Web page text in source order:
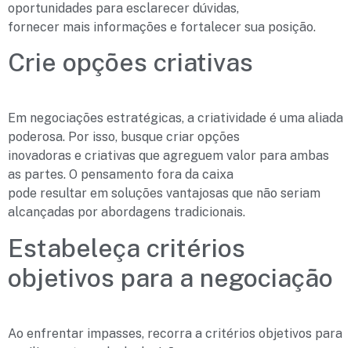
oportunidades para esclarecer dúvidas,
fornecer mais informações e fortalecer sua posição.
Crie opções criativas
Em negociações estratégicas, a criatividade é uma aliada
poderosa. Por isso, busque criar opções
inovadoras e criativas que agreguem valor para ambas
as partes. O pensamento fora da caixa
pode resultar em soluções vantajosas que não seriam
alcançadas por abordagens tradicionais.
Estabeleça critérios
objetivos para a negociação
Ao enfrentar impasses, recorra a critérios objetivos para